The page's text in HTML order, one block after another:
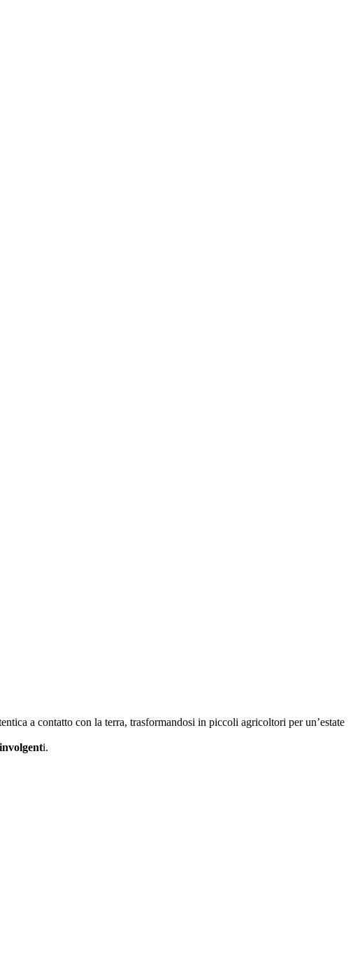
a contatto con la terra, trasformandosi in piccoli agricoltori per un’estate
i.